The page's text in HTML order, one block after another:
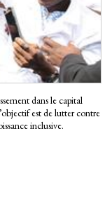
dans le capital
est de lutter contre
inclusive.